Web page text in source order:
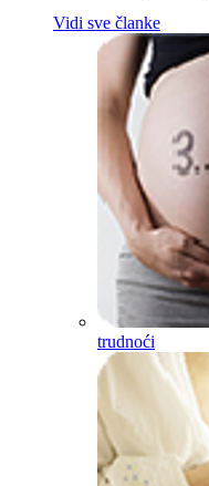
Vidi sve članke
trudnoći